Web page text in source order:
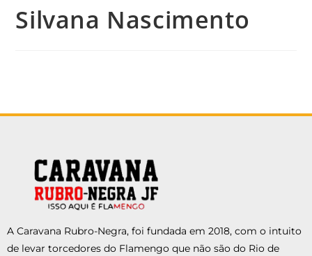
Silvana Nascimento
A Caravana Rubro-Negra, foi fundada em 2018, com o intuito
de levar torcedores do Flamengo que não são do Rio de